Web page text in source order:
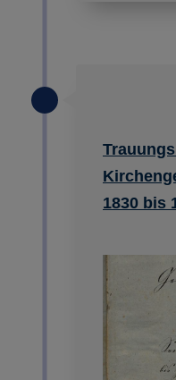
1830 bis